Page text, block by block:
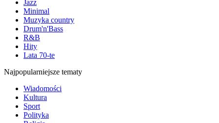
Jazz
Minimal
Muzyka country
Drum'n'Bass
R&B
Hity
Lata 70-te
Najpopularniejsze tematy
Wiadomości
Kultura
Sport
Polityka